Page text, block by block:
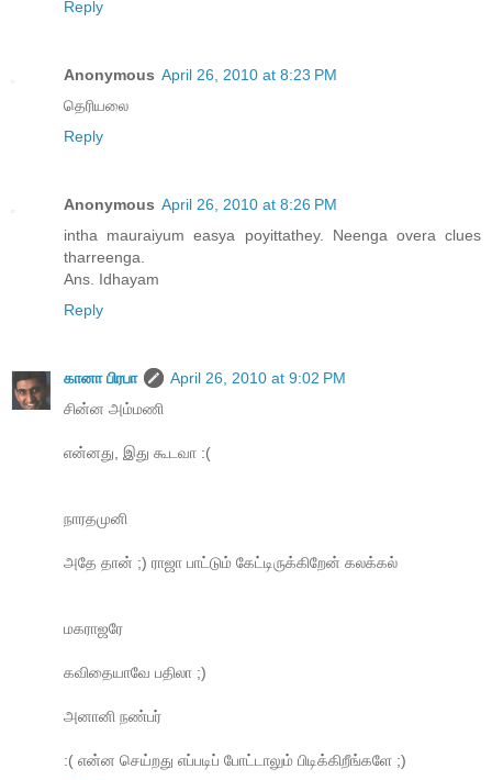
Reply
Anonymous April 26, 2010 at 8:23 PM
தெரியலை
Reply
Anonymous April 26, 2010 at 8:26 PM
intha mauraiyum easya poyittathey. Neenga overa clues
tharreenga.
Ans. Idhayam
Reply
கானா பிரபா
April 26, 2010 at 9:02 PM
சின்ன அம்மணி
என்னது, இது கூடவா :(
நாரதமுனி
அதே தான் ;) ராஜா பாட்டும் கேட்டிருக்கிறேன் கலக்கல்
மகராஜரே
கவிதையாவே பதிலா ;)
அனானி நண்பர்
:( என்ன செய்றது எப்படிப் போட்டாலும் பிடிக்கிறீங்களே ;)